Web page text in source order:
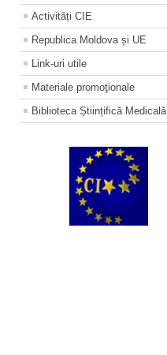
Activități CIE
Republica Moldova și UE
Link-uri utile
Materiale promoţionale
Biblioteca Științifică Medicală